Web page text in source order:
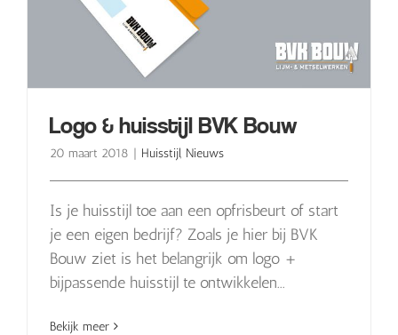
Logo & huisstijl BVK Bouw
20 maart 2018 | Huisstijl, Nieuws
Is je huisstijl toe aan een opfrisbeurt of start
je een eigen bedrijf? Zoals je hier bij BVK
Bouw ziet is het belangrijk om logo +
bijpassende huisstijl te ontwikkelen...
Bekijk meer